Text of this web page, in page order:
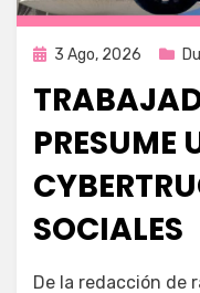
Publicada
3 Ago, 2026
PRESUME
SOCIALES
por Fernando
De la redacción de